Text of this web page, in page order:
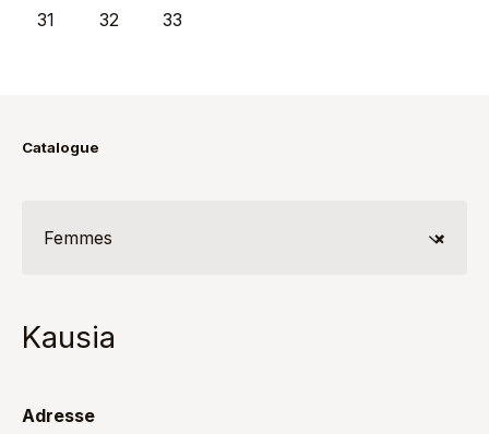
31 32 33
Catalogue
×
Femmes
Kausia
Adresse